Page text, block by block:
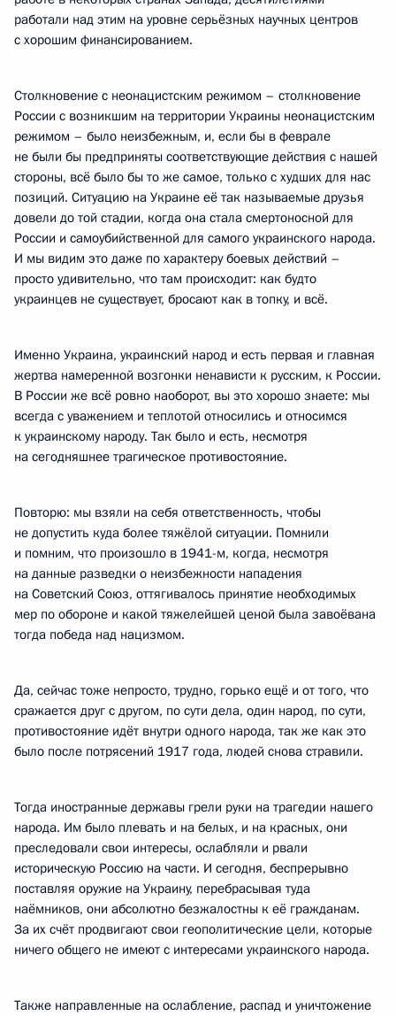
работали над этим на уровне серьёзных научных центров
с хорошим финансированием.
Столкновение с неонацистским режимом – столкновение
России с возникшим на территории Украины неонацистским
режимом – было неизбежным, и, если бы в феврале
не были бы предприняты соответствующие действия с нашей
стороны, всё было бы то же самое, только с худших для нас
позиций. Ситуацию на Украине её так называемые друзья
довели до той стадии, когда она стала смертоносной для
России и самоубийственной для самого украинского народа.
И мы видим это даже по характеру боевых действий –
просто удивительно, что там происходит: как будто
украинцев не существует, бросают как в топку, и всё.
Именно Украина, украинский народ и есть первая и главная
жертва намеренной возгонки ненависти к русским, к России.
В России же всё ровно наоборот, вы это хорошо знаете: мы
всегда с уважением и теплотой относились и относимся
к украинскому народу. Так было и есть, несмотря
на сегодняшнее трагическое противостояние.
Повторю: мы взяли на себя ответственность, чтобы
не допустить куда более тяжёлой ситуации. Помнили
и помним, что произошло в 1941-м, когда, несмотря
на данные разведки о неизбежности нападения
на Советский Союз, оттягивалось принятие необходимых
мер по обороне и какой тяжелейшей ценой была завоёвана
тогда победа над нацизмом.
Да, сейчас тоже непросто, трудно, горько ещё и от того, что
сражается друг с другом, по сути дела, один народ, по сути,
противостояние идёт внутри одного народа, так же как это
было после потрясений 1917 года, людей снова стравили.
Тогда иностранные державы грели руки на трагедии нашего
народа. Им было плевать и на белых, и на красных, они
преследовали свои интересы, ослабляли и рвали
историческую Россию на части. И сегодня, беспрерывно
поставляя оружие на Украину, перебрасывая туда
наёмников, они абсолютно безжалостны к её гражданам.
За их счёт продвигают свои геополитические цели, которые
ничего общего не имеют с интересами украинского народа.
Также направленные на ослабление, распад и уничтожение